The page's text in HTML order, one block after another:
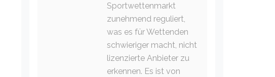
Sportwettenmarkt
zunehmend reguliert,
was es für Wettenden
schwieriger macht, nicht
lizenzierte Anbieter zu
erkennen. Es ist von